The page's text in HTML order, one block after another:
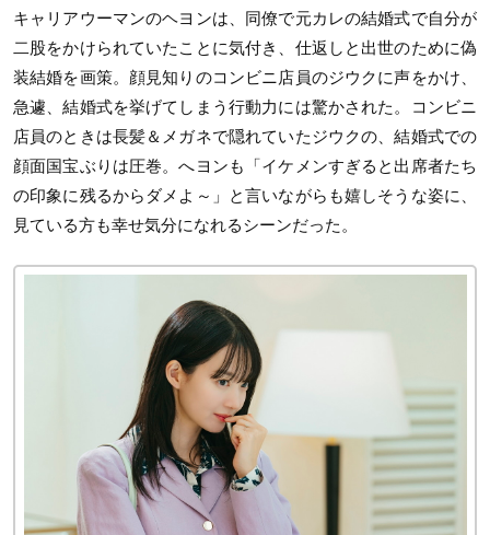
キャリアウーマンのヘヨンは、同僚で元カレの結婚式で自分が
二股をかけられていたことに気付き、仕返しと出世のために偽
装結婚を画策。顔見知りのコンビニ店員のジウクに声をかけ、
急遽、結婚式を挙げてしまう行動力には驚かされた。コンビニ
店員のときは長髪＆メガネで隠れていたジウクの、結婚式での
顔面国宝ぶりは圧巻。へヨンも「イケメンすぎると出席者たち
の印象に残るからダメよ～」と言いながらも嬉しそうな姿に、
見ている方も幸せ気分になれるシーンだった。